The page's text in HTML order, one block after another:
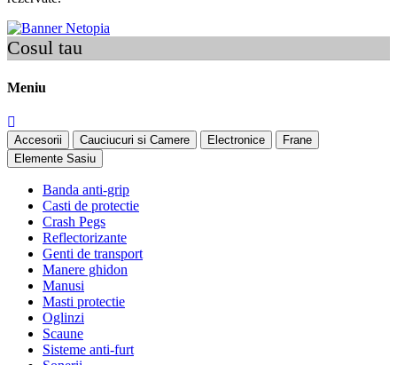
Cosul tau
Meniu
Accesorii Cauciucuri si Camere Electronice
Frane
Elemente Sasiu
Banda anti-grip
Casti de protectie
Crash Pegs
Reflectorizante
Genti de transport
Manere ghidon
Manusi
Masti protectie
Oglinzi
Scaune
Sisteme anti-furt